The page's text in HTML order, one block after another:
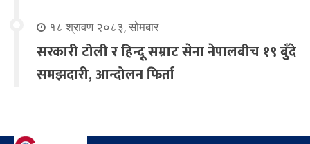
१८ श्रावण २०८३, सोमबार
सरकारी टोली र हिन्दू सम्राट सेना नेपालबीच १९ बुँदे
समझदारी, आन्दोलन फिर्ता